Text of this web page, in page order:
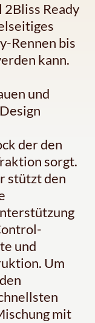
Ready
Rennen bis
kann.
und
der den
sorgt.
stützt den
und
Um
mit